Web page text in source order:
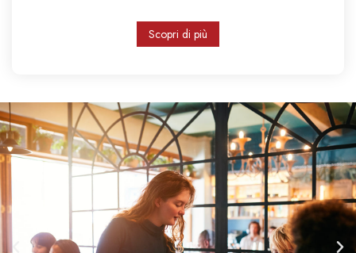
Scopri di più